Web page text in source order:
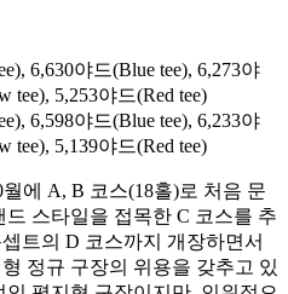
6,630야드(Blue tee), 6,273야
tee), 5,253야드(Red tee)
6,598야드(Blue tee), 6,233야
tee), 5,139야드(Red tee)
월에 A, B 코스(18홀)로 처음 문
스타일을 접목한 C 코스를 추
트의 D 코스까지 개장하면서
정규 구장의 위용을 갖추고 있